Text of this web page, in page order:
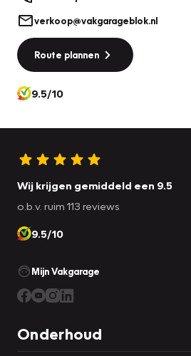
verkoop@vakgarageblok.nl
Route plannen
9.5/10
Wij krijgen gemiddeld een 9.5
o.b.v. ruim 113 reviews
9.5/10
Mijn Vakgarage
Onderhoud